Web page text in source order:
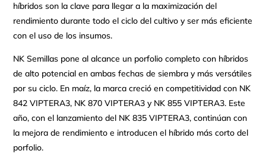
híbridos son la clave para llegar a la maximización del
rendimiento durante todo el ciclo del cultivo y ser más eficiente
con el uso de los insumos.
NK Semillas pone al alcance un porfolio completo con híbridos
de alto potencial en ambas fechas de siembra y más versátiles
por su ciclo. En maíz, la marca creció en competitividad con NK
842 VIPTERA3, NK 870 VIPTERA3 y NK 855 VIPTERA3. Este
año, con el lanzamiento del NK 835 VIPTERA3, continúan con
la mejora de rendimiento e introducen el híbrido más corto del
porfolio.